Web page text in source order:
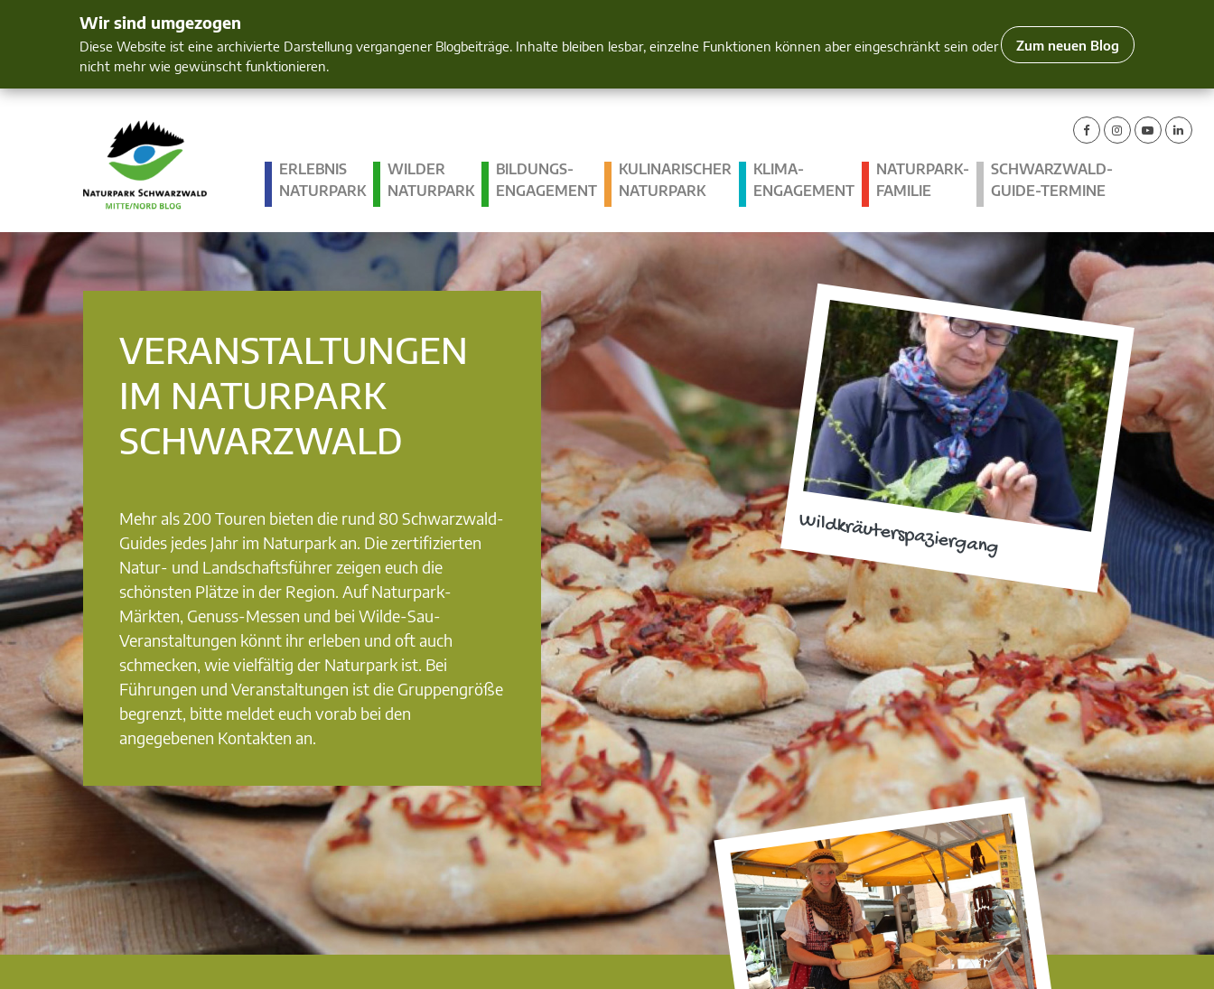
Wir sind umgezogen
Diese Website ist eine archivierte Darstellung vergangener Blogbeiträge. Inhalte bleiben lesbar, einzelne Funktionen können aber eingeschränkt sein oder
nicht mehr wie gewünscht funktionieren.
Zum neuen Blog
Mensch und Natur im Blick
ERLEBNIS
NATURPARK
WILDER
NATURPARK
BILDUNGS­
ENGAGEMENT
KULINARISCHER
NATURPARK
KLIMA­
ENGAGEMENT
NATURPARK-
FAMILIE
SCHWARZWALD-
GUIDE-TERMINE
Wildkräuterspaziergang
VERANSTALTUNGEN
IM NATURPARK
SCHWARZWALD
Mehr als 200 Touren bieten die rund 80 Schwarzwald-
Guides jedes Jahr im Naturpark an. Die zertifizierten
Natur- und Landschaftsführer zeigen euch die
schönsten Plätze in der Region. Auf Naturpark-
Märkten, Genuss-Messen und bei Wilde-Sau-
Veranstaltungen könnt ihr erleben und oft auch
schmecken, wie vielfältig der Naturpark ist. Bei
Führungen und Veranstaltungen ist die Gruppengröße
begrenzt, bitte meldet euch vorab bei den
angegebenen Kontakten an.